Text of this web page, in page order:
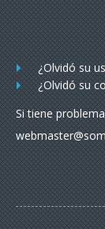
¿Olvidó su
¿Olvidó su
Si tiene